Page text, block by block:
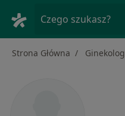
Czego szukasz?
Strona Główna Ginekolog